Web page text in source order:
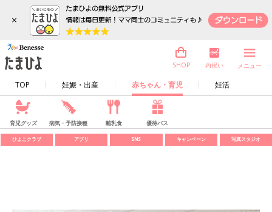
×
TOP 妊娠・出産 赤ちゃん・育児 妊活
SHOP 内祝い メニュー
育児グッズ 病気・予防接種 離乳食 優待パス
ひよこクラブ アプリ SNS キャンペーン 写真スタジオ